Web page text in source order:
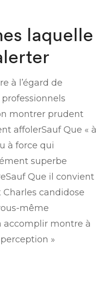
laquelle
à l’égard de
montrer prudent
affolerSauf Que « à
à force qui
superbe
Que il convient
candidose
même
accomplir montre à
»